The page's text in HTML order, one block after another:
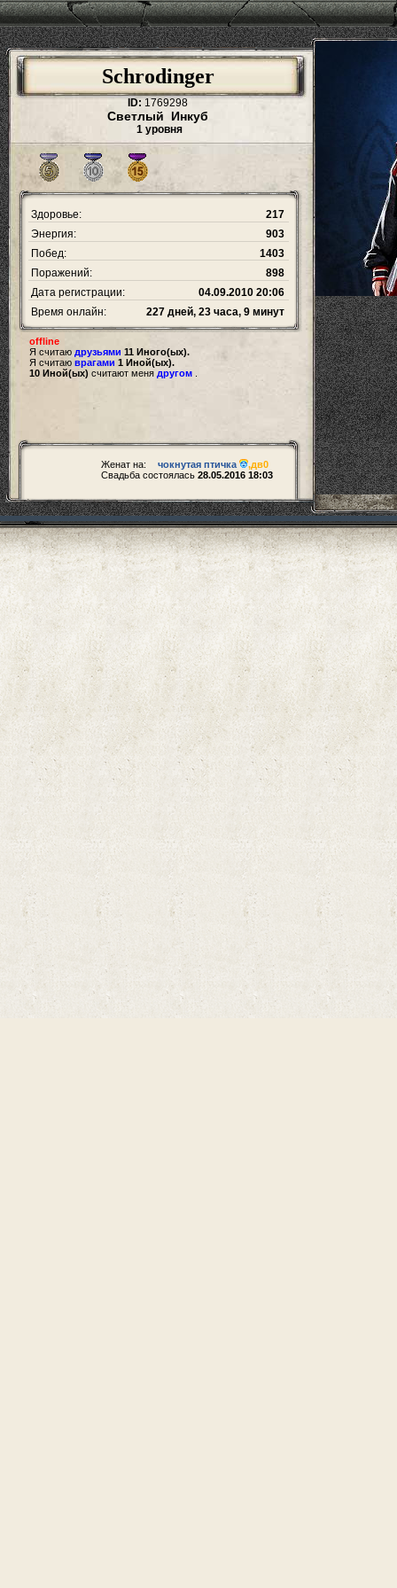
Schrodinger
ID: 1769298
Светлый Инкуб
1 уровня
Здоровье:
217
Энергия:
903
Побед:
1403
Поражений:
898
Дата регистрации:
04.09.2010 20:06
Время онлайн:
227 дней, 23 часа, 9 минут
offline
Я считаю друзьями 11 Иного(ых).
Я считаю врагами 1 Иной(ых).
10 Иной(ых) считают меня другом
Женат на: чокнутая птичка ,дв0
Свадьба состоялась 28.05.2016 18:03